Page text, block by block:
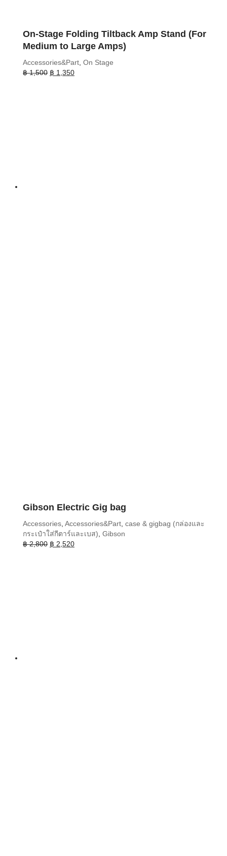
On-Stage Folding Tiltback Amp Stand (For
Medium to Large Amps)
Accessories&Part On Stage
฿1,500 Original
฿ 1,350Current
Gibson Electric Gig bag
Accessories Accessories&Part case & gigbag (กล่องและ
กระเป๋าใส่กีตาร์และเบส) Gibson
฿2,800 Original
฿ 2,520Current